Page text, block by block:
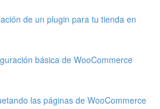
de un plugin para tu tienda en
básica de WooCommerce
las páginas de WooCommerce